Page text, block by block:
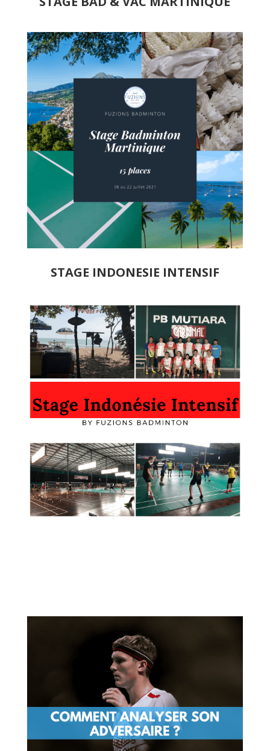
STAGE INDONESIE INTENSIF